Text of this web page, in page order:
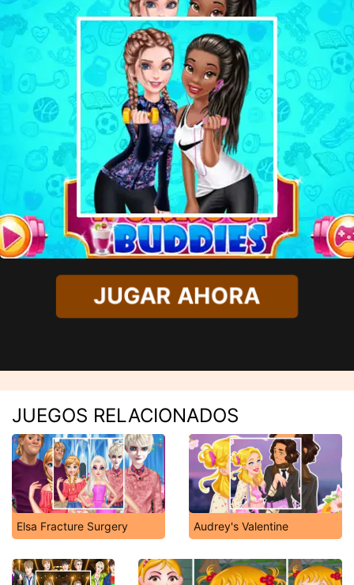
JUGAR AHORA
JUEGOS RELACIONADOS
Elsa Fracture Surgery Audrey's Valentine